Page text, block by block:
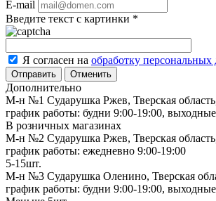
E-mail
Введите текст с картинки *
Я согласен на обработку
Отменить
Дополнительно
М-н №1 Сударушка Ржев, Тверская
график работы: будни 9:00-19:00,
В розничных магазинах
М-н №2 Cударушка Ржев, Тверская
график работы: ежедневно 9:00-19:00
5-15шт.
М-н №3 Сударушка Оленино, Тверская
график работы: будни 9:00-19:00,